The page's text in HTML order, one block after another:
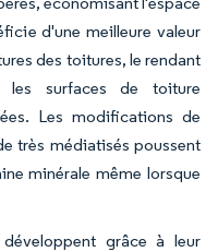
d'une meilleure valeur
des toitures, le rendant
les surfaces de toiture
Les modifications de
très médiatisés poussent
minérale même lorsque
grâce à leur